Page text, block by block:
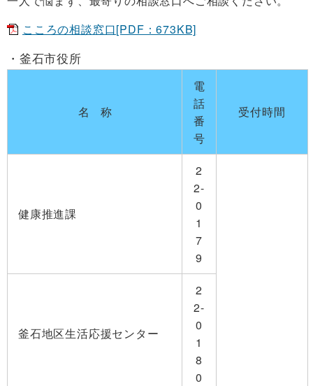
こころの相談窓口[PDF：673KB]
釜石市役所
名称
電
話
番
号
受付時間
健康推進課
2
2-
0
1
7
9
釜石地区生活応援センター
2
2-
0
1
8
0